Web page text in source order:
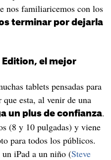
nos familiaricemos con los
terminar por dejarla
Edition, el mejor
tablets pensadas para
esta, al venir de una
un plus de confianza.
(8 y 10 pulgadas) y viene
para todos los públicos.
iPad a un niño (Steve